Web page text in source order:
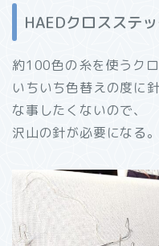
HAEDクロスステ
約100色の糸を使うクロ
いちいち色替えの度に
な事したくないので、
沢山の針が必要になる。